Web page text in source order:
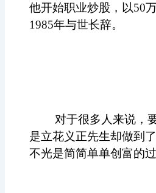
他开始职业炒股，以50
1985年与世长辞。
对于很多人来说，
是立花义正先生却做到
不光是简简单单创富的